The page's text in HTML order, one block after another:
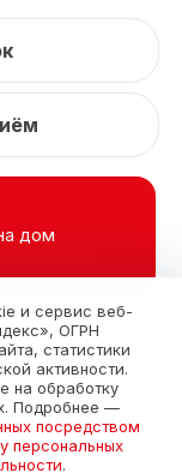
дом
© 2010-2026.
и сервис веб-
ОГРН
статистики
активности.
на обработку
Подробнее —
посредством
персональных
.